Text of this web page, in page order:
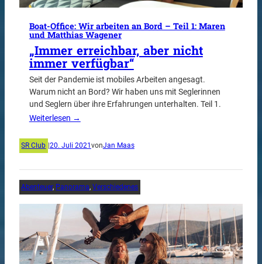
Boat-Office: Wir arbeiten an Bord – Teil 1: Maren
und Matthias Wagener
„Immer erreichbar, aber nicht
immer verfügbar“
Seit der Pandemie ist mobiles Arbeiten angesagt.
Warum nicht an Bord? Wir haben uns mit Seglerinnen
und Seglern über ihre Erfahrungen unterhalten. Teil 1.
Weiterlesen →
SR Club 20. Juli 2021 vonJan Maas
Abenteuer, Panorama, Verschiedenes